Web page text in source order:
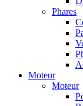
Phares
Moteur
Moteur